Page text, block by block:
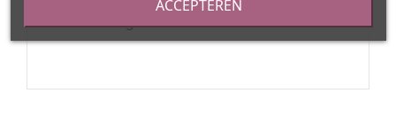
de maat en gravure
ACCEPTEREN